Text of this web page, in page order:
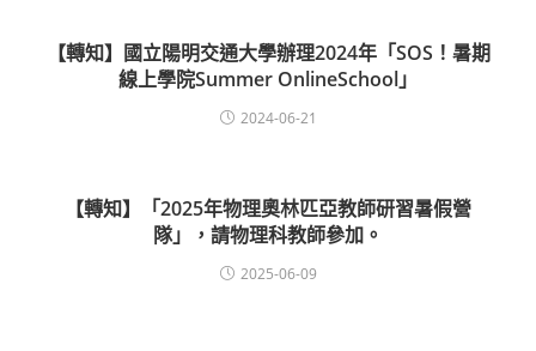
【轉知】國立陽明交通大學辦理2024年「SOS！暑期
線上學院Summer OnlineSchool」
2024-06-21
【轉知】「2025年物理奧林匹亞教師研習暑假營
隊」，請物理科教師參加。
2025-06-09